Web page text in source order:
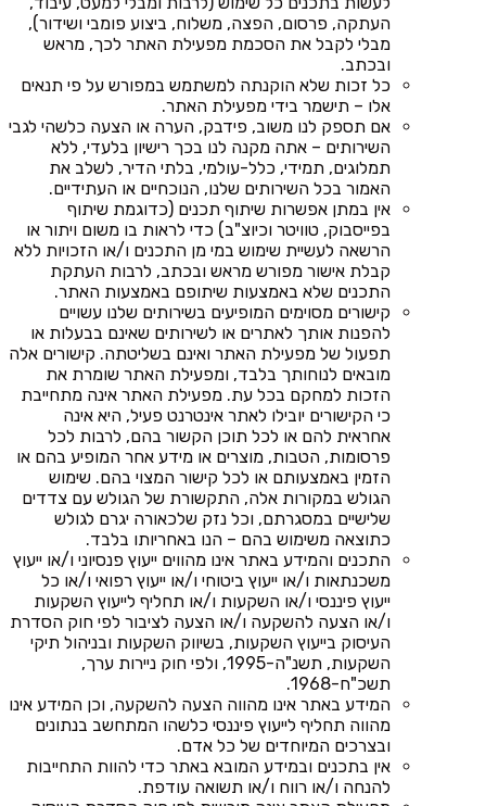
העתקה, פרסום, הפצה, משלוח, ביצוע פומבי ושידור),
מבלי לקבל את הסכמת מפעילת האתר לכך, מראש
ובכתב.
כל זכות שלא הוקנתה למשתמש במפורש על פי תנאים
אלו – תישמר בידי מפעילת האתר.
אם תספק לנו משוב, פידבק, הערה או הצעה כלשהי לגבי
השירותים – אתה מקנה לנו בכך רישיון בלעדי, ללא
תמלוגים, תמידי, כלל-עולמי, בלתי הדיר, לשלב את
האמור בכל השירותים שלנו, הנוכחיים או העתידיים.
אין במתן אפשרות שיתוף תכנים (כדוגמת שיתוף
בפייסבוק, טוויטר וכיוצ"ב) כדי לראות בו משום ויתור או
הרשאה לעשיית שימוש במי מן התכנים ו/או הזכויות ללא
קבלת אישור מפורש מראש ובכתב, לרבות העתקת
התכנים שלא באמצעות שיתופם באמצעות האתר.
קישורים מסוימים המופיעים בשירותים שלנו עשויים
להפנות אותך לאתרים או לשירותים שאינם בבעלות או
תפעול של מפעילת האתר ואינם בשליטתה. קישורים אלה
מובאים לנוחותך בלבד, ומפעילת האתר שומרת את
הזכות למחקם בכל עת. מפעילת האתר אינה מתחייבת
כי הקישורים יובילו לאתר אינטרנט פעיל, היא אינה
אחראית להם או לכל תוכן הקשור בהם, לרבות לכל
פרסומות, הטבות, מוצרים או מידע אחר המופיע בהם או
הזמין באמצעותם או לכל קישור המצוי בהם. שימוש
הגולש במקורות אלה, התקשורת של הגולש עם צדדים
שלישיים במסגרתם, וכל נזק שלכאורה יגרם לגולש
כתוצאה משימוש בהם – הנו באחריותו בלבד.
התכנים והמידע באתר אינו מהווים ייעוץ פנסיוני ו/או ייעוץ
משכנתאות ו/או ייעוץ ביטוחי ו/או ייעוץ רפואי ו/או כל
ייעוץ פיננסי ו/או השקעות ו/או תחליף לייעוץ השקעות
ו/או הצעה להשקעה ו/או הצעה לציבור לפי חוק הסדרת
העיסוק בייעוץ השקעות, בשיווק השקעות ובניהול תיקי
השקעות, תשנ"ה-1995, ולפי חוק ניירות ערך,
תשכ"ח-1968.
המידע באתר אינו מהווה הצעה להשקעה, וכן המידע אינו
מהווה תחליף לייעוץ פיננסי כלשהו המתחשב בנתונים
ובצרכים המיוחדים של כל אדם.
אין בתכנים ובמידע המובא באתר כדי להוות התחייבות
להנחה ו/או רווח ו/או תשואה עודפת.